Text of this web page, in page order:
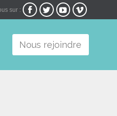
sur :    
contentNous rejoindre